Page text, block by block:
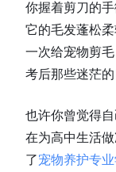
你握着剪刀的
它的毛发蓬松
一次给宠物剪
考后那些迷茫
也许你曾觉得
在为高中生活
了宠物养护专